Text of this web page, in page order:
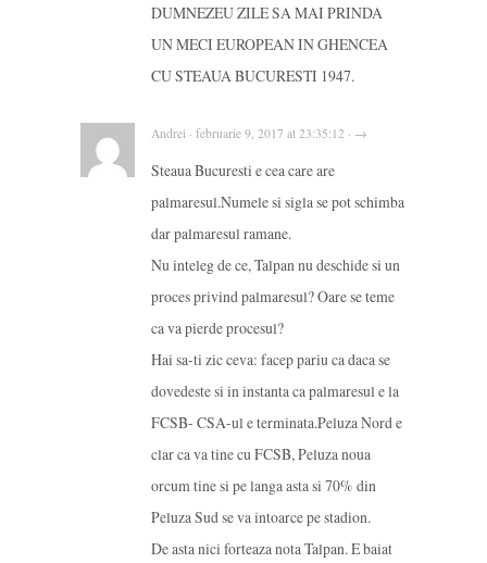
DUMNEZEU ZILE SA MAI PRINDA
UN MECI EUROPEAN IN GHENCEA
CU STEAUA BUCURESTI 1947.
Andrei · februarie 9, 2017 at 23:35:12 · →
Steaua Bucuresti e cea care are
palmaresul.Numele si sigla se pot schimba
dar palmaresul ramane.
Nu inteleg de ce, Talpan nu deschide si un
proces privind palmaresul? Oare se teme
ca va pierde procesul?
Hai sa-ti zic ceva: facep pariu ca daca se
dovedeste si in instanta ca palmaresul e la
FCSB- CSA-ul e terminata.Peluza Nord e
clar ca va tine cu FCSB, Peluza noua
orcum tine si pe langa asta si 70% din
Peluza Sud se va intoarce pe stadion.
De asta nici forteaza nota Talpan. E baiat